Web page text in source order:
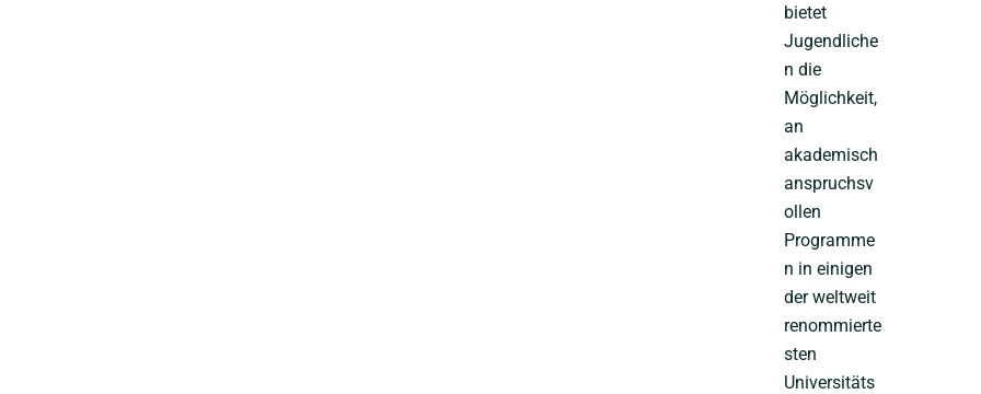
bietet
Jugendliche
n die
Möglichkeit,
an
akademisch
anspruchsv
ollen
Programme
n in einigen
der weltweit
renommierte
sten
Universitäts